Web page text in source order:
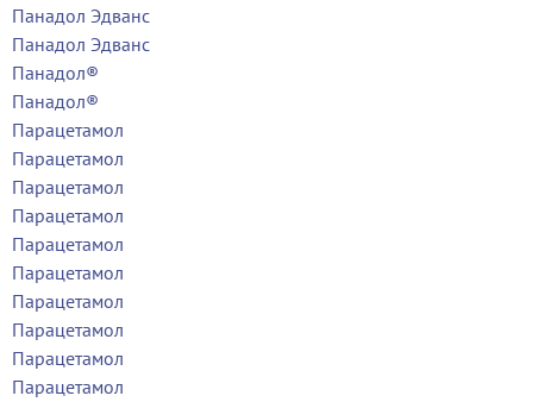
Панадол Эдванс
Панадол Эдванс
Панадол®
Панадол®
Парацетамол
Парацетамол
Парацетамол
Парацетамол
Парацетамол
Парацетамол
Парацетамол
Парацетамол
Парацетамол
Парацетамол